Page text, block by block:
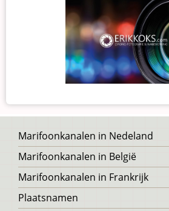
Voet
Marifoonkanalen in Nedeland
Marifoonkanalen in België
Marifoonkanalen in Frankrijk
Plaatsnamen